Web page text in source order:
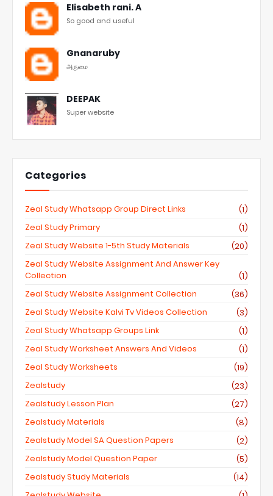
Elisabeth rani. A
So good and useful
Gnanaruby
அருமை
DEEPAK
Super website
Categories
Zeal Study Whatsapp Group Direct Links
(1)
Zeal Study Primary
(1)
Zeal Study Website 1-5th Study Materials
(20)
Zeal Study Website Assignment And Answer Key
Collection
(1)
Zeal Study Website Assignment Collection
(36)
Zeal Study Website Kalvi Tv Videos Collection
(3)
Zeal Study Whatsapp Groups Link
(1)
Zeal Study Worksheet Answers And Videos
(1)
Zeal Study Worksheets
(19)
Zealstudy
(23)
Zealstudy Lesson Plan
(27)
Zealstudy Materials
(8)
Zealstudy Model SA Question Papers
(2)
Zealstudy Model Question Paper
(5)
Zealstudy Study Materials
(14)